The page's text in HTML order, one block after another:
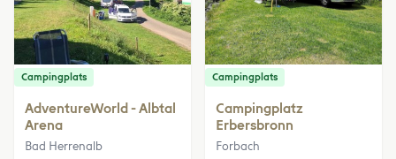
Campingplats
AdventureWorld - Albtal
Arena
Bad Herrenalb
Campingplats
Campingplatz
Erbersbronn
Forbach